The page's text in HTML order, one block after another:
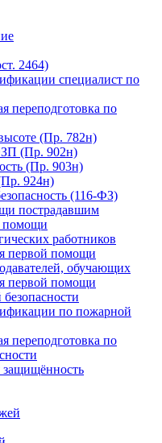
2464)
специалист по
переподготовка по
(Пр. 782н)
(Пр. 902н)
(Пр. 903н)
924н)
(116-ФЗ)
пострадавшим
помощи
работников
первой помощи
обучающих
первой помощи
по пожарной
переподготовка по
защищённость